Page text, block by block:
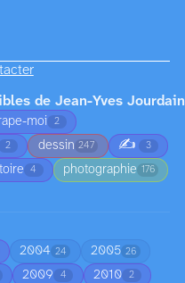
de Jean-Yves Jourdain
moi 2
2 dessin 247 ✍️ 3
4 photographie 176
2004 24 2005 26
2009 4 2010 2